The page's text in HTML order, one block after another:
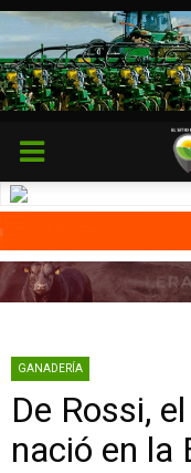
GANADERÍA
De Rossi,
nació en la